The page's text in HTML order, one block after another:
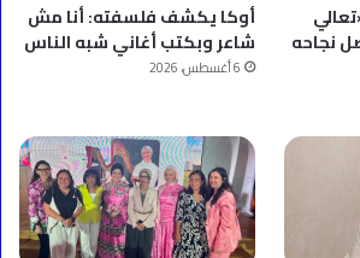
نجاحه
أوكا يكشف فلسفته: أنا مش
شاعر وبكتب أغاني شبه الناس
6 أغسطس، 2026